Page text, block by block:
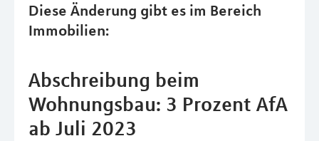
Diese Änderung gibt es im Bereich
Immobilien:
Abschreibung beim
Wohnungsbau: 3 Prozent AfA
ab Juli 2023